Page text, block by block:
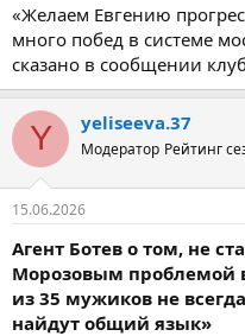
«Желаем Евгению
много побед в системе
сказано в сообщении
Y yeliseeva.37
Модератор Рейтинг
15.06.2026
Агент Ботев о том, не
Морозовым проблемой
из 35 мужиков не
найдут общий язык»